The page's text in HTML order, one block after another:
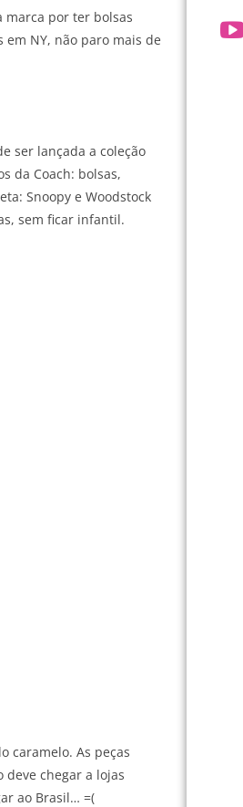
marca por ter bolsas
NY, não paro mais de
ser lançada a coleção
da Coach: bolsas,
Snoopy e Woodstock
sem ficar infantil.
caramelo. As peças
deve chegar a lojas
ao Brasil… =(